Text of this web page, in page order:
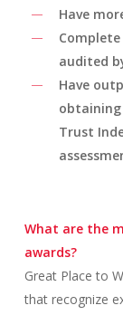
Have
audited
Have
Trust
What are the
awards?
Great Place to
that recognize